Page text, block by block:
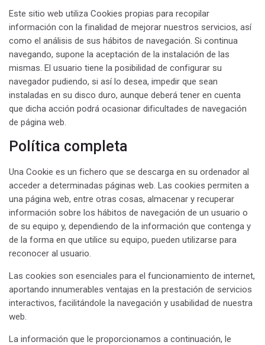
Este sitio web utiliza Cookies propias para recopilar
información con la finalidad de mejorar nuestros servicios, así
como el análisis de sus hábitos de navegación. Si continua
navegando, supone la aceptación de la instalación de las
mismas. El usuario tiene la posibilidad de configurar su
navegador pudiendo, si así lo desea, impedir que sean
instaladas en su disco duro, aunque deberá tener en cuenta
que dicha acción podrá ocasionar dificultades de navegación
de página web.
Política completa
Una Cookie es un fichero que se descarga en su ordenador al
acceder a determinadas páginas web. Las cookies permiten a
una página web, entre otras cosas, almacenar y recuperar
información sobre los hábitos de navegación de un usuario o
de su equipo y, dependiendo de la información que contenga y
de la forma en que utilice su equipo, pueden utilizarse para
reconocer al usuario.
Las cookies son esenciales para el funcionamiento de internet,
aportando innumerables ventajas en la prestación de servicios
interactivos, facilitándole la navegación y usabilidad de nuestra
web.
La información que le proporcionamos a continuación, le